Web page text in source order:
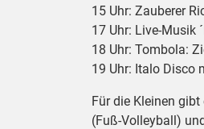
15 Uhr: Zauberer
17 Uhr: Live-Musik
18 Uhr: Tombola:
19 Uhr: Italo Disco
Für die Kleinen
(Fuß-Volleyball)